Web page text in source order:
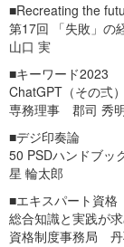
■Recreating the
第17回 「失敗」の
山口 実
■キーワード2023
ChatGPT（その弍）
専務理事 郡司 秀
■デジ印奏論
50 PSDハンドブッ
星 輪太郎
■エキスパート資格
総合知識と実践が
資格制度事務局